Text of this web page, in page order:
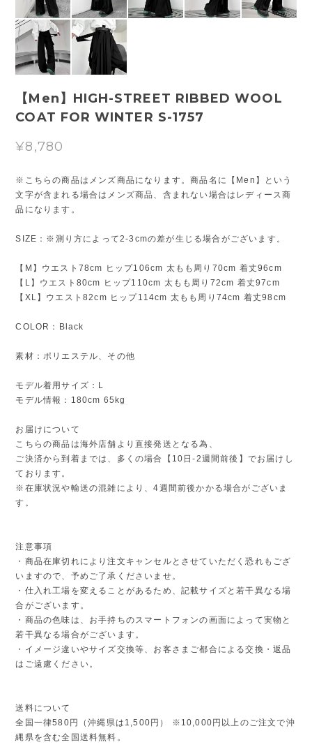
【Men】HIGH-STREET RIBBED WOOL
COAT FOR WINTER S-1757
¥8,780
※こちらの商品はメンズ商品になります。商品名に【Men】という
文字が含まれる場合はメンズ商品、含まれない場合はレディース商
品になります。
SIZE：※測り方によって2-3cmの差が生じる場合がございます。
【M】ウエスト78cm ヒップ106cm 太もも周り70cm 着丈96cm
【L】ウエスト80cm ヒップ110cm 太もも周り72cm 着丈97cm
【XL】ウエスト82cm ヒップ114cm 太もも周り74cm 着丈98cm
COLOR：Black
素材：ポリエステル、その他
モデル着用サイズ：L
モデル情報：180cm 65kg
お届けについて
こちらの商品は海外店舗より直接発送となる為、
ご決済から到着までは、多くの場合【10日-2週間前後】でお届けし
ております。
※在庫状況や輸送の混雑により、4週間前後かかる場合がございま
す。
注意事項
・商品在庫切れにより注文キャンセルとさせていただく恐れもござ
いますので、予めご了承くださいませ。
・仕入れ工場を変えることがあるため、記載サイズと若干異なる場
合がございます。
・商品の色味は、お手持ちのスマートフォンの画面によって実物と
若干異なる場合がございます。
・イメージ違いやサイズ交換等、お客さまご都合による交換・返品
はご遠慮ください。
送料について
全国一律580円（沖縄県は1,500円） ※10,000円以上のご注文で沖
縄県を含む全国送料無料。